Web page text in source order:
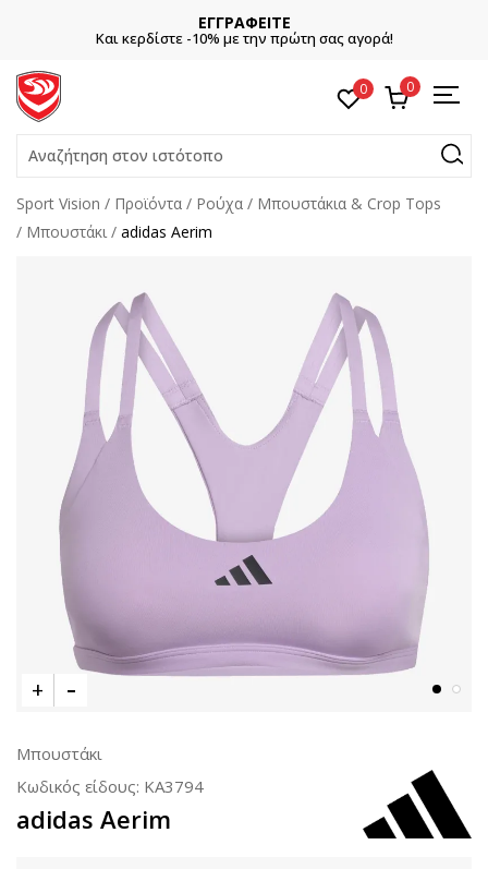
ΕΓΓΡΑΦΕΙΤΕ
Και κερδίστε -10% με την πρώτη σας αγορά!
0 0
Αναζήτηση στον ιστότοπο
Sport Vision Προϊόντα Ρούχα
Μπουστάκια & Crop Tops
Μπουστάκι
adidas Aerim
Μπουστάκι
Κωδικός είδους: KA3794
adidas Aerim